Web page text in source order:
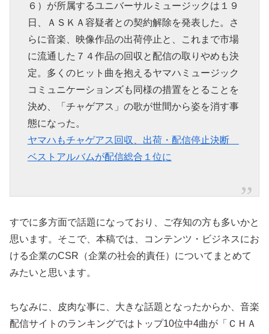
６）が所属するユニバーサルミュージックは１９
日、ＡＳＫＡ容疑者との契約解除を発表した。さ
らに音楽、映像作品の出荷停止と、これまで市場
に流通した７４作品の回収と配信の取りやめも決
定。多くのヒット曲を抱えるヤマハミュージック
コミュニケーションズも同様の措置をとることを
決め、「チャゲアス」の歌が世間から姿を消す事
態になった。
ヤマハもチャゲアス回収、出荷・配信停止決断
ベストアルバムが配信総合１位に
すでに多方面で話題になっており、ご存知の方も多いかと
思います。そこで、本稿では、コンテンツ・ビジネスにお
ける企業のCSR（企業の社会的責任）についてまとめて
みたいと思います。
ちなみに、皮肉な事に、大きな話題となったからか、音楽
配信サイトのランキングではトップ10位中4曲が「ＣＨＡ